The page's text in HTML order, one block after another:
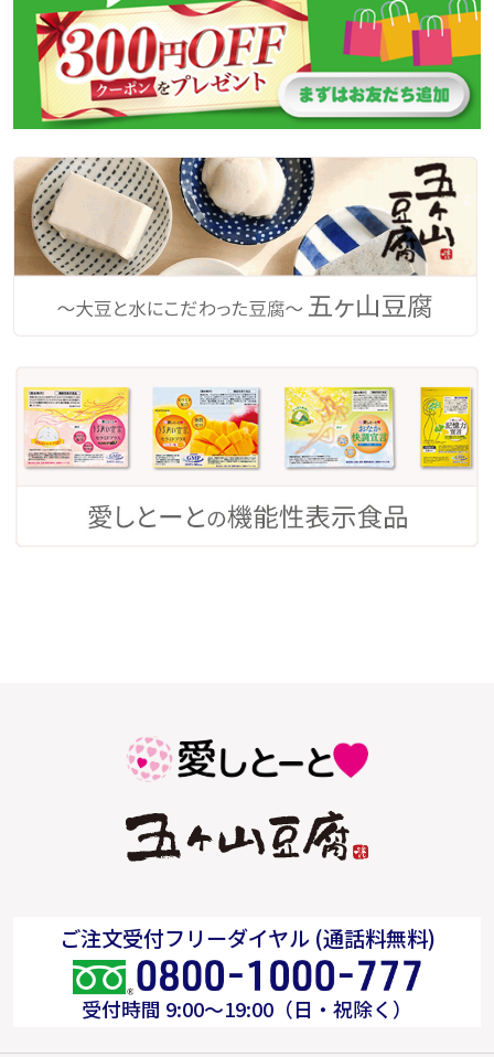
ご注文受付フリーダイヤル (通話料無料)
受付時間 9:00～19:00（日・祝除く）